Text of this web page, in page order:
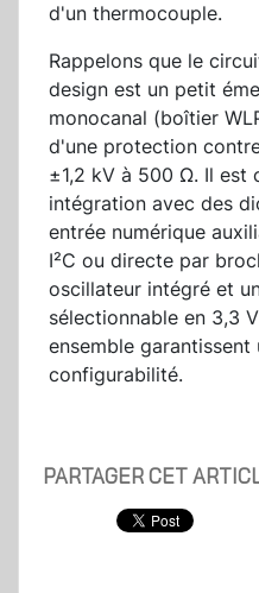
d'un thermocouple.
Rappelons que le
design est un petit
monocanal (boîtier
d'une protection
±1,2 kV à 500 Ω. Il est
intégration avec des
entrée numérique
I²C ou directe par
oscillateur intégré et
sélectionnable en 3,3
ensemble
configurabilité.
PARTAGER CET